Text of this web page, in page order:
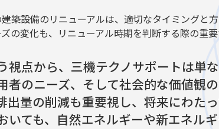
築設備のリニューアルは、適切なタイミング
の変化も、リニューアル時期を判断する際の重要
視点から、三機テクノサポートは
者のニーズ、そして社会的な価値観
出量の削減も重要視し、将来にわた
いても、自然エネルギーや新エネル